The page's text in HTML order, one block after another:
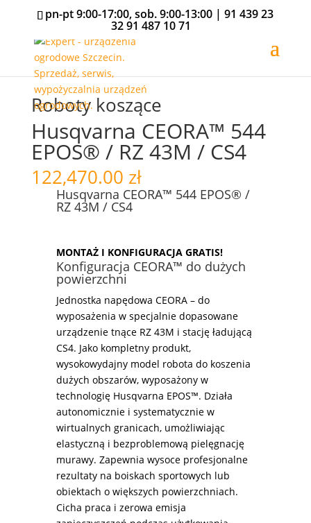
pn-pt 9:00-17:00, sob. 9:00-13:00 |91 439 23
3291 487 10 71
Roboty koszące
Husqvarna CEORA™ 544
EPOS® / RZ 43M / CS4
122,470.00 zł
Husqvarna CEORA™ 544 EPOS® /
RZ 43M / CS4
MONTAŻ I KONFIGURACJA GRATIS!
Konfiguracja CEORA™ do dużych
powierzchni
Jednostka napędowa CEORA – do
wyposażenia w specjalnie dopasowane
urządzenie tnące RZ 43M i stację ładującą
CS4. Jako kompletny produkt,
wysokowydajny model robota do koszenia
dużych obszarów, wyposażony w
technologię Husqvarna EPOS™. Działa
autonomicznie i systematycznie w
wirtualnych granicach, umożliwiając
elastyczną i bezproblemową pielęgnację
murawy. Zapewnia wysoce profesjonalne
rezultaty na boiskach sportowych lub
obiektach o większych powierzchniach.
Cicha praca i zerowa emisja